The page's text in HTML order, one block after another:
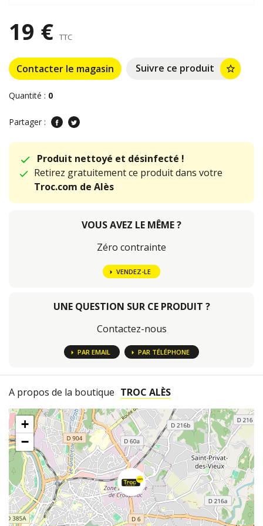
19 € TTC
Contacter le magasin Suivre ce produit star_border
Quantité : 0
Partager :
Produit nettoyé et désinfecté !
Retirez gratuitement ce produit dans votre
Troc.com de Alès
VOUS AVEZ LE MÊME ?
Zéro contrainte
VENDEZ-LE
UNE QUESTION SUR CE PRODUIT ?
Contactez-nous
PAR EMAIL PAR TÉLÉPHONE
A propos de la boutique TROC ALÈS
+
−